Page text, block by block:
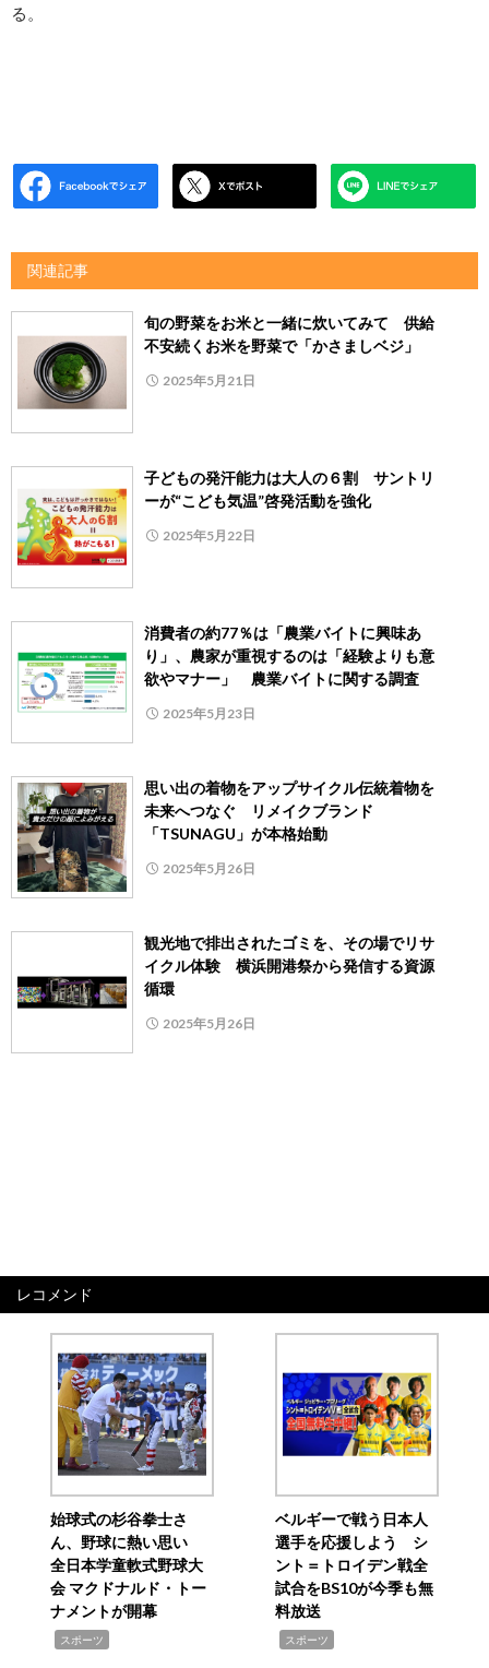
る。
関連記事
旬の野菜をお米と一緒に炊いてみて 供給
不安続くお米を野菜で「かさましベジ」
2025年5月21日
子どもの発汗能力は大人の６割 サントリ
ーが“こども気温”啓発活動を強化
2025年5月22日
消費者の約77％は「農業バイトに興味あ
り」、農家が重視するのは「経験よりも意
欲やマナー」 農業バイトに関する調査
2025年5月23日
思い出の着物をアップサイクル伝統着物を
未来へつなぐ リメイクブランド
「TSUNAGU」が本格始動
2025年5月26日
観光地で排出されたゴミを、その場でリサ
イクル体験 横浜開港祭から発信する資源
循環
2025年5月26日
レコメンド
始球式の杉谷拳士さ
ん、野球に熱い思い
全日本学童軟式野球大
会 マクドナルド・トー
ナメントが開幕
スポーツ
ベルギーで戦う日本人
選手を応援しよう シ
ント＝トロイデン戦全
試合をBS10が今季も無
料放送
スポーツ